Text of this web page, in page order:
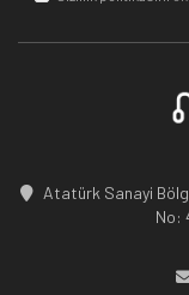
Atatürk Sanayi
No: